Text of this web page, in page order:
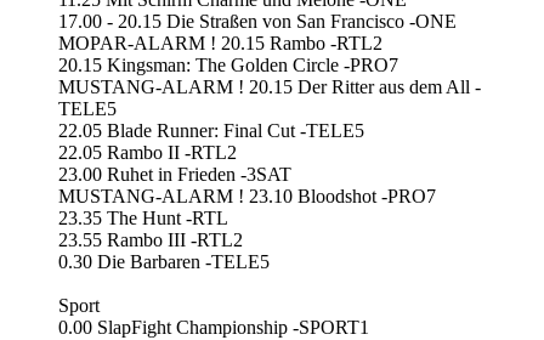
17.00 - 20.15 Die Straßen von San Francisco -ONE
MOPAR-ALARM ! 20.15 Rambo -RTL2
20.15 Kingsman: The Golden Circle -PRO7
MUSTANG-ALARM ! 20.15 Der Ritter aus dem All -
TELE5
22.05 Blade Runner: Final Cut -TELE5
22.05 Rambo II -RTL2
23.00 Ruhet in Frieden -3SAT
MUSTANG-ALARM ! 23.10 Bloodshot -PRO7
23.35 The Hunt -RTL
23.55 Rambo III -RTL2
0.30 Die Barbaren -TELE5
Sport
0.00 SlapFight Championship -SPORT1